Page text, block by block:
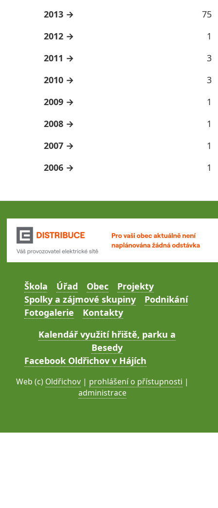
2013
75
2012
1
2011
3
2010
3
2009
1
2008
1
2007
1
2006
1
Škola Úřad Obec
Projekty
Spolky a zájmové skupiny
Podnikání
Fotogalerie
Kontakty
Kalendář využití hřiště, parku a
Besedy
Facebook Oldřichov v Hájích
Web (c) Oldřichov | prohlášení o přístupnosti |
administrace